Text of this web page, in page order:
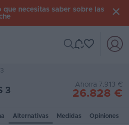
necesitas saber sobre las
3
Ahorra 7.913 €
26.828 €
Alternativas Medidas Opiniones